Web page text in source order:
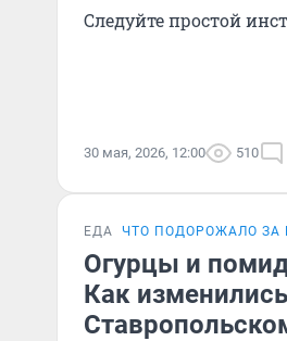
Следуйте простой
30 мая, 2026, 12:00 510
ЕДА ЧТО ПОДОРОЖАЛО ЗА
Огурцы и
Как